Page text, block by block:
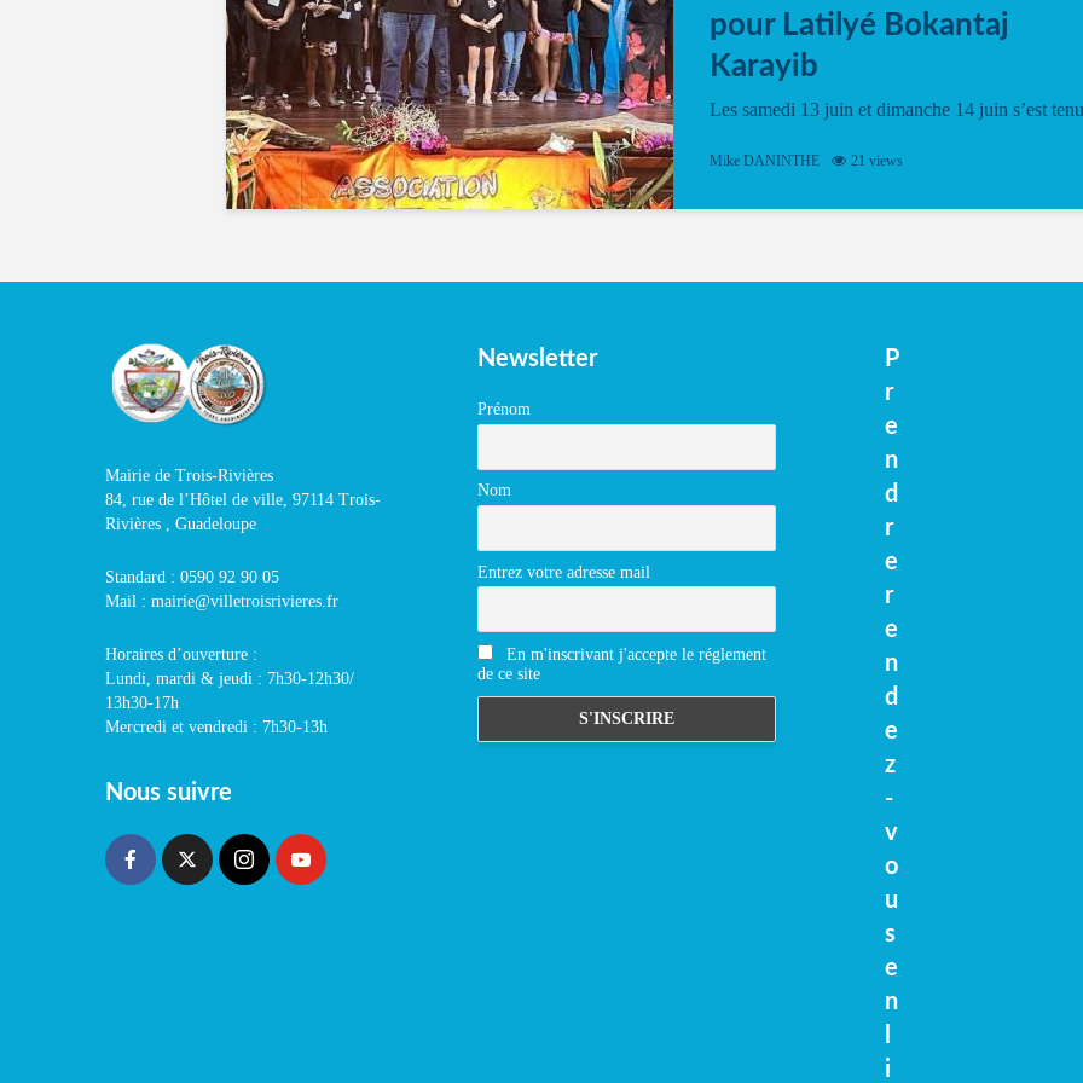
pour Latilyé Bokantaj
Karayib
Les samedi 13 juin et dimanche 14 juin s’est tenu
vibrant à Pierrot Narouman, organisé par
spectacle de fin d’année, présenté à la salle...
Mike DANINTHE 21 views
Mairie de Trois-Rivières
84, rue de l’Hôtel de ville, 97114 Trois-
Rivières , Guadeloupe
Standard : 0590 92 90 05
Mail : mairie@villetroisrivieres.fr
Horaires d’ouverture :
Lundi, mardi & jeudi : 7h30-12h30/
13h30-17h
Mercredi et vendredi : 7h30-13h
Nous suivre
Newsletter
Prénom
Nom
Entrez votre adresse mail
En m'inscrivant j'accepte le réglement
de ce site
P
r
e
n
d
r
e
r
e
n
d
e
z
-
v
o
u
s
e
n
i